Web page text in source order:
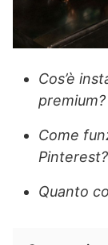
Cos’è
premium?
Come
Pinterest?
Quanto